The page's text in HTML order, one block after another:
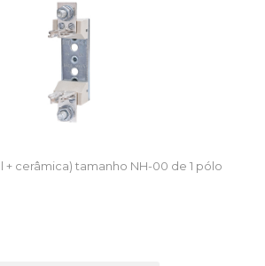
+ cerâmica) tamanho NH-00 de 1 pólo